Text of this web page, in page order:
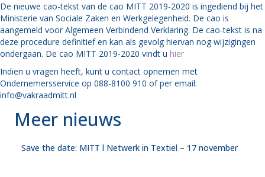
De nieuwe cao-tekst van de cao MITT 2019-2020 is ingediend bij het
Ministerie van Sociale Zaken en Werkgelegenheid. De cao is
aangemeld voor Algemeen Verbindend Verklaring. De cao-tekst is na
deze procedure definitief en kan als gevolg hiervan nog wijzigingen
ondergaan. De cao MITT 2019-2020 vindt u hier
Indien u vragen heeft, kunt u contact opnemen met
Ondernemersservice op 088-8100 910 of per email:
info@vakraadmitt.nl
Meer nieuws
Save the date: MITT l Netwerk in Textiel – 17 november